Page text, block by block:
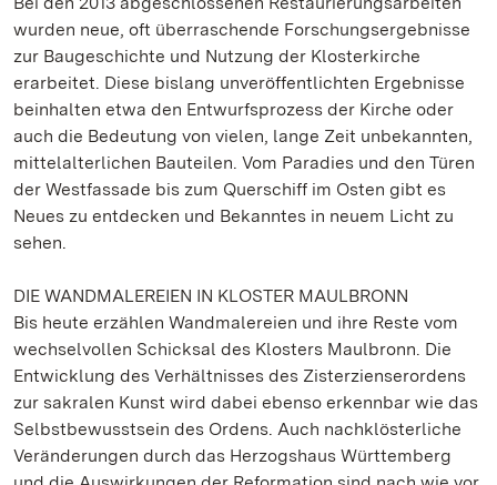
wurden neue, oft überraschende Forschungsergebnisse
zur Baugeschichte und Nutzung der Klosterkirche
erarbeitet. Diese bislang unveröffentlichten Ergebnisse
beinhalten etwa den Entwurfsprozess der Kirche oder
auch die Bedeutung von vielen, lange Zeit unbekannten,
mittelalterlichen Bauteilen. Vom Paradies und den Türen
der Westfassade bis zum Querschiff im Osten gibt es
Neues zu entdecken und Bekanntes in neuem Licht zu
sehen.
DIE WANDMALEREIEN IN KLOSTER MAULBRONN
Bis heute erzählen Wandmalereien und ihre Reste vom
wechselvollen Schicksal des Klosters Maulbronn. Die
Entwicklung des Verhältnisses des Zisterzienserordens
zur sakralen Kunst wird dabei ebenso erkennbar wie das
Selbstbewusstsein des Ordens. Auch nachklösterliche
Veränderungen durch das Herzogshaus Württemberg